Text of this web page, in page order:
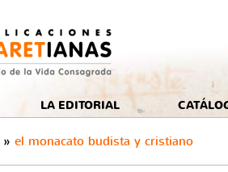
LA EDITORIAL
» el monacato budista y cristiano